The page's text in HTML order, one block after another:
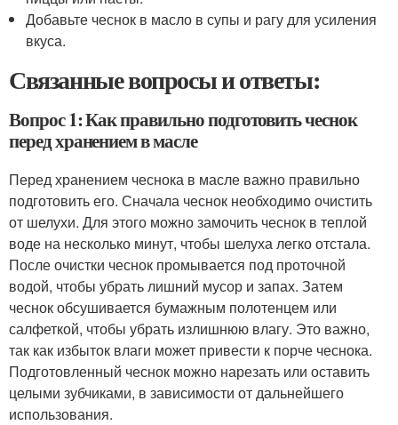
Добавьте чеснок в масло в супы и рагу для усиления
вкуса.
Связанные вопросы и ответы:
Вопрос 1: Как правильно подготовить чеснок
перед хранением в масле
Перед хранением чеснока в масле важно правильно
подготовить его. Сначала чеснок необходимо очистить
от шелухи. Для этого можно замочить чеснок в теплой
воде на несколько минут, чтобы шелуха легко отстала.
После очистки чеснок промывается под проточной
водой, чтобы убрать лишний мусор и запах. Затем
чеснок обсушивается бумажным полотенцем или
салфеткой, чтобы убрать излишнюю влагу. Это важно,
так как избыток влаги может привести к порче чеснока.
Подготовленный чеснок можно нарезать или оставить
целыми зубчиками, в зависимости от дальнейшего
использования.